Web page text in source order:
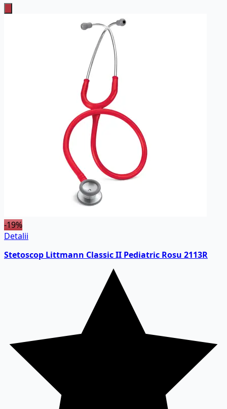
-19%
Detalii
Stetoscop Littmann Classic II Pediatric Rosu 2113R